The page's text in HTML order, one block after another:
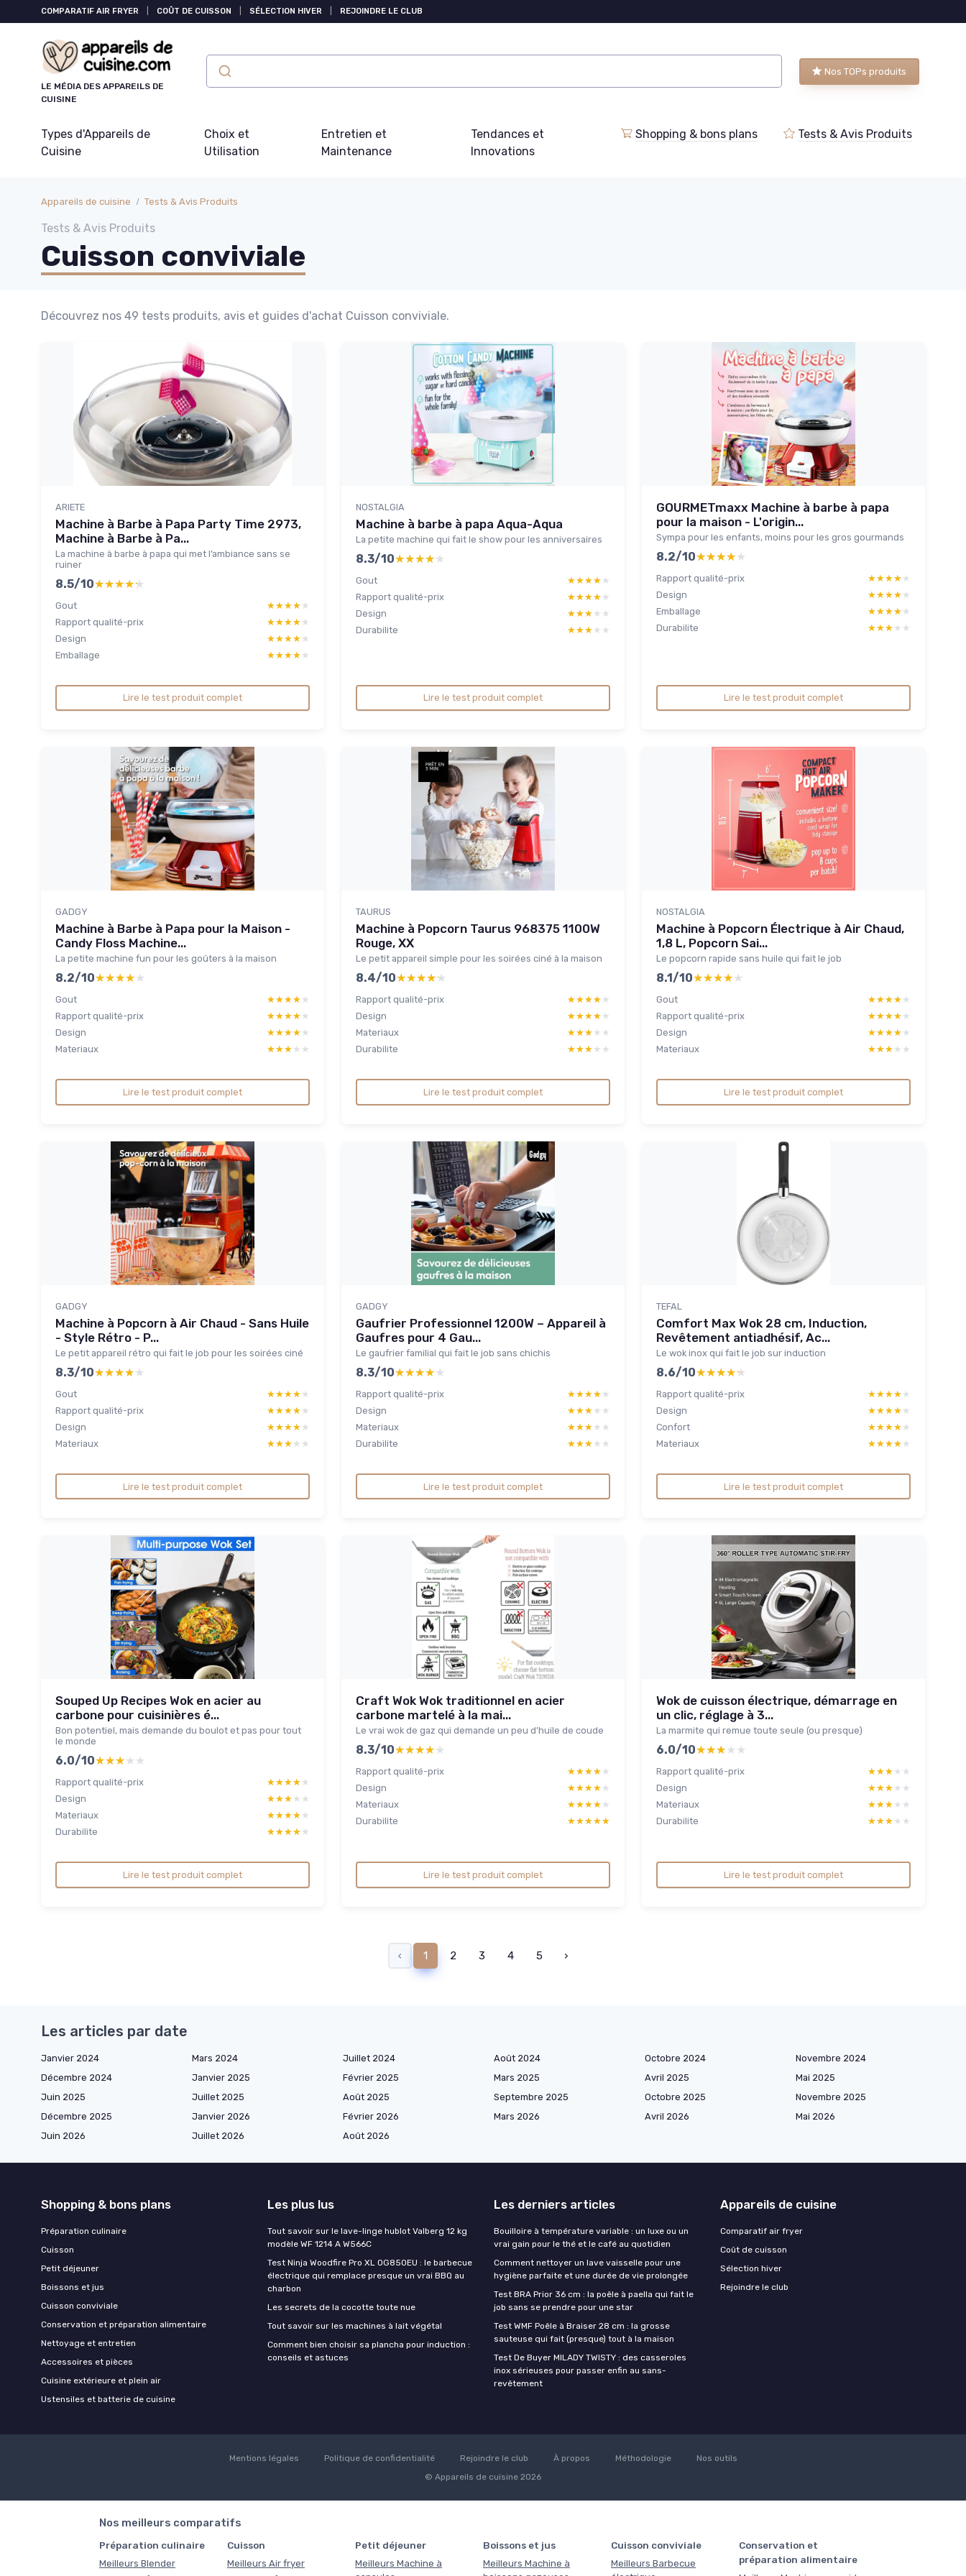
COMPARATIF AIR FRYER COÛT DE CUISSON SÉLECTION HIVER REJOINDRE LE CLUB
LE MÉDIA DES APPAREILS DE
CUISINE
Nos TOPs produits
Types d'Appareils de
Cuisine
Choix et
Utilisation
Entretien et
Maintenance
Tendances et
Innovations
Shopping & bons plans Tests & Avis Produits
Appareils de cuisine Tests & Avis Produits
Tests & Avis Produits
Cuisson conviviale
Découvrez nos 49 tests produits, avis et guides d'achat Cuisson conviviale.
ARIETE
Machine à Barbe à Papa Party Time 2973,
Machine à Barbe à Pa...
La machine à barbe à papa qui met l’ambiance sans se
ruiner
8.5/10★★★★★
★★★★★
Gout ★★★★★
★★★★★
Rapport qualité-prix
★★★★★
★★★★★
Design
★★★★★
★★★★★
Emballage
★★★★★
★★★★★
Lire le test produit complet
NOSTALGIA
Machine à barbe à papa Aqua-Aqua
La petite machine qui fait le show pour les anniversaires
8.3/10★★★★★
★★★★★
Gout ★★★★★
★★★★★
Rapport qualité-prix
★★★★★
★★★★★
Design
★★★★★
★★★★★
Durabilite
★★★★★
★★★★★
Lire le test produit complet
GOURMETmaxx Machine à barbe à papa
pour la maison - L'origin...
Sympa pour les enfants, moins pour les gros gourmands
8.2/10★★★★★
★★★★★
Rapport qualité-prix ★★★★★
★★★★★
Design
★★★★★
★★★★★
Emballage
★★★★★
★★★★★
Durabilite
★★★★★
★★★★★
Lire le test produit complet
GADGY
Machine à Barbe à Papa pour la Maison -
Candy Floss Machine...
La petite machine fun pour les goûters à la maison
8.2/10★★★★★
★★★★★
Gout ★★★★★
★★★★★
Rapport qualité-prix
★★★★★
★★★★★
Design
★★★★★
★★★★★
Materiaux
★★★★★
★★★★★
Lire le test produit complet
TAURUS
Machine à Popcorn Taurus 968375 1100W
Rouge, XX
Le petit appareil simple pour les soirées ciné à la maison
8.4/10★★★★★
★★★★★
Rapport qualité-prix ★★★★★
★★★★★
Design
★★★★★
★★★★★
Materiaux
★★★★★
★★★★★
Durabilite
★★★★★
★★★★★
Lire le test produit complet
NOSTALGIA
Machine à Popcorn Électrique à Air Chaud,
1,8 L, Popcorn Sai...
Le popcorn rapide sans huile qui fait le job
8.1/10★★★★★
★★★★★
Gout ★★★★★
★★★★★
Rapport qualité-prix
★★★★★
★★★★★
Design
★★★★★
★★★★★
Materiaux
★★★★★
★★★★★
Lire le test produit complet
GADGY
Machine à Popcorn à Air Chaud - Sans Huile
- Style Rétro - P...
Le petit appareil rétro qui fait le job pour les soirées ciné
8.3/10★★★★★
★★★★★
Gout ★★★★★
★★★★★
Rapport qualité-prix
★★★★★
★★★★★
Design
★★★★★
★★★★★
Materiaux
★★★★★
★★★★★
Lire le test produit complet
GADGY
Gaufrier Professionnel 1200W – Appareil à
Gaufres pour 4 Gau...
Le gaufrier familial qui fait le job sans chichis
8.3/10★★★★★
★★★★★
Rapport qualité-prix ★★★★★
★★★★★
Design
★★★★★
★★★★★
Materiaux
★★★★★
★★★★★
Durabilite
★★★★★
★★★★★
Lire le test produit complet
TEFAL
Comfort Max Wok 28 cm, Induction,
Revêtement antiadhésif, Ac...
Le wok inox qui fait le job sur induction
8.6/10★★★★★
★★★★★
Rapport qualité-prix ★★★★★
★★★★★
Design
★★★★★
★★★★★
Confort
★★★★★
★★★★★
Materiaux
★★★★★
★★★★★
Lire le test produit complet
Souped Up Recipes Wok en acier au
carbone pour cuisinières é...
Bon potentiel, mais demande du boulot et pas pour tout
le monde
6.0/10★★★★★
★★★★★
Rapport qualité-prix ★★★★★
★★★★★
Design
★★★★★
★★★★★
Materiaux
★★★★★
★★★★★
Durabilite
★★★★★
★★★★★
Lire le test produit complet
Craft Wok Wok traditionnel en acier
carbone martelé à la mai...
Le vrai wok de gaz qui demande un peu d’huile de coude
8.3/10★★★★★
★★★★★
Rapport qualité-prix ★★★★★
★★★★★
Design
★★★★★
★★★★★
Materiaux
★★★★★
★★★★★
Durabilite
★★★★★
★★★★★
Lire le test produit complet
Wok de cuisson électrique, démarrage en
un clic, réglage à 3...
La marmite qui remue toute seule (ou presque)
6.0/10★★★★★
★★★★★
Rapport qualité-prix ★★★★★
★★★★★
Design
★★★★★
★★★★★
Materiaux
★★★★★
★★★★★
Durabilite
★★★★★
★★★★★
Lire le test produit complet
‹ 1 2 3 4 5 ›
Les articles par date
Janvier 2024 Mars 2024 Juillet 2024 Août 2024 Octobre 2024
Novembre 2024
Décembre 2024
Janvier 2025 Février 2025 Mars 2025 Avril 2025
Mai 2025
Juin 2025
Juillet 2025 Août 2025 Septembre 2025 Octobre 2025
Novembre 2025
Décembre 2025
Janvier 2026 Février 2026 Mars 2026 Avril 2026
Mai 2026
Juin 2026
Juillet 2026 Août 2026
Shopping & bons plans
Préparation culinaire
Cuisson
Petit déjeuner
Boissons et jus
Cuisson conviviale
Conservation et préparation alimentaire
Nettoyage et entretien
Accessoires et pièces
Cuisine extérieure et plein air
Ustensiles et batterie de cuisine
Les plus lus
Tout savoir sur le lave-linge hublot Valberg 12 kg
modèle WF 1214 A W566C
Test Ninja Woodfire Pro XL OG850EU : le barbecue
électrique qui remplace presque un vrai BBQ au
charbon
Les secrets de la cocotte toute nue
Tout savoir sur les machines à lait végétal
Comment bien choisir sa plancha pour induction :
conseils et astuces
Les derniers articles
Bouilloire à température variable : un luxe ou un
vrai gain pour le thé et le café au quotidien
Comment nettoyer un lave vaisselle pour une
hygiène parfaite et une durée de vie prolongée
Test BRA Prior 36 cm : la poêle à paella qui fait le
job sans se prendre pour une star
Test WMF Poêle à Braiser 28 cm : la grosse
sauteuse qui fait (presque) tout à la maison
Test De Buyer MILADY TWISTY : des casseroles
inox sérieuses pour passer enfin au sans-
revêtement
Appareils de cuisine
Comparatif air fryer
Coût de cuisson
Sélection hiver
Rejoindre le club
Mentions légales Politique de confidentialité Rejoindre le club À propos Méthodologie
Nos outils
© Appareils de cuisine 2026
Nos meilleurs comparatifs
Préparation culinaire
Meilleurs Blender
Cuisson
Meilleurs Air fryer
Petit déjeuner
Meilleurs Machine à
Boissons et jus
Meilleurs Machine à
Cuisson conviviale
Meilleurs Barbecue
Conservation et
préparation alimentaire
Panneau de gestion des cookies